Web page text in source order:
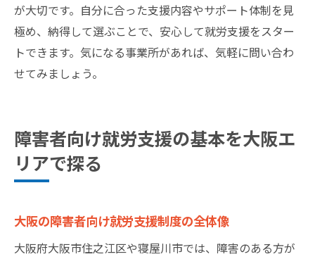
が大切です。自分に合った支援内容やサポート体制を見
極め、納得して選ぶことで、安心して就労支援をスター
トできます。気になる事業所があれば、気軽に問い合わ
せてみましょう。
障害者向け就労支援の基本を大阪エ
リアで探る
大阪の障害者向け就労支援制度の全体像
大阪府大阪市住之江区や寝屋川市では、障害のある方が